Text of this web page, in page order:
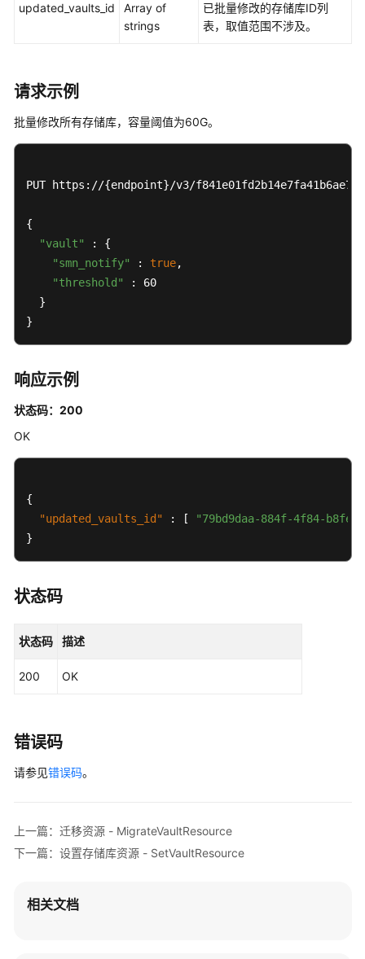
存
创
存
CreateVault
指
定
ShowVault
查
表
储
存
-
除
updated_vaults_id
Array of
strings
已批量修改的存储库ID列
表，取值范围不涉及。
请求示例
批量修改所有存储库，容量阈值为60G。
PUT https://{endpoint}/v3/
{
"vault"
: {
"smn_notify"
: true,
"threshold"
: 60
  }
}
响应示例
状态码：200
OK
{
"updated_vaults_id"
: [
"79bd9daa-884f-4f84-b8fe-
}
状态码
状态码 描述
200 OK
错误码
请参见错误码。
上一篇：迁移资源 - MigrateVaultResource
下一篇：设置存储库资源 - SetVaultResource
相关文档